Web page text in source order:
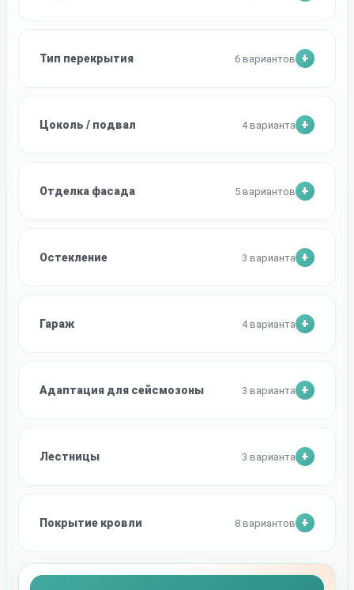
Тип перекрытия 6 вариантов
Цоколь / подвал 4 варианта
Отделка фасада 5 вариантов
Остекление 3 варианта
Гараж 4 варианта
Адаптация для сейсмозоны 3 варианта
Лестницы 3 варианта
Покрытие кровли 8 вариантов